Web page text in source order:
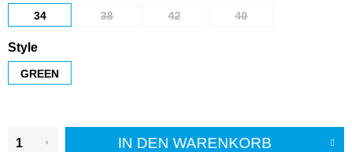
34 38 42 40
Style
GREEN
IN DEN WARENKORB